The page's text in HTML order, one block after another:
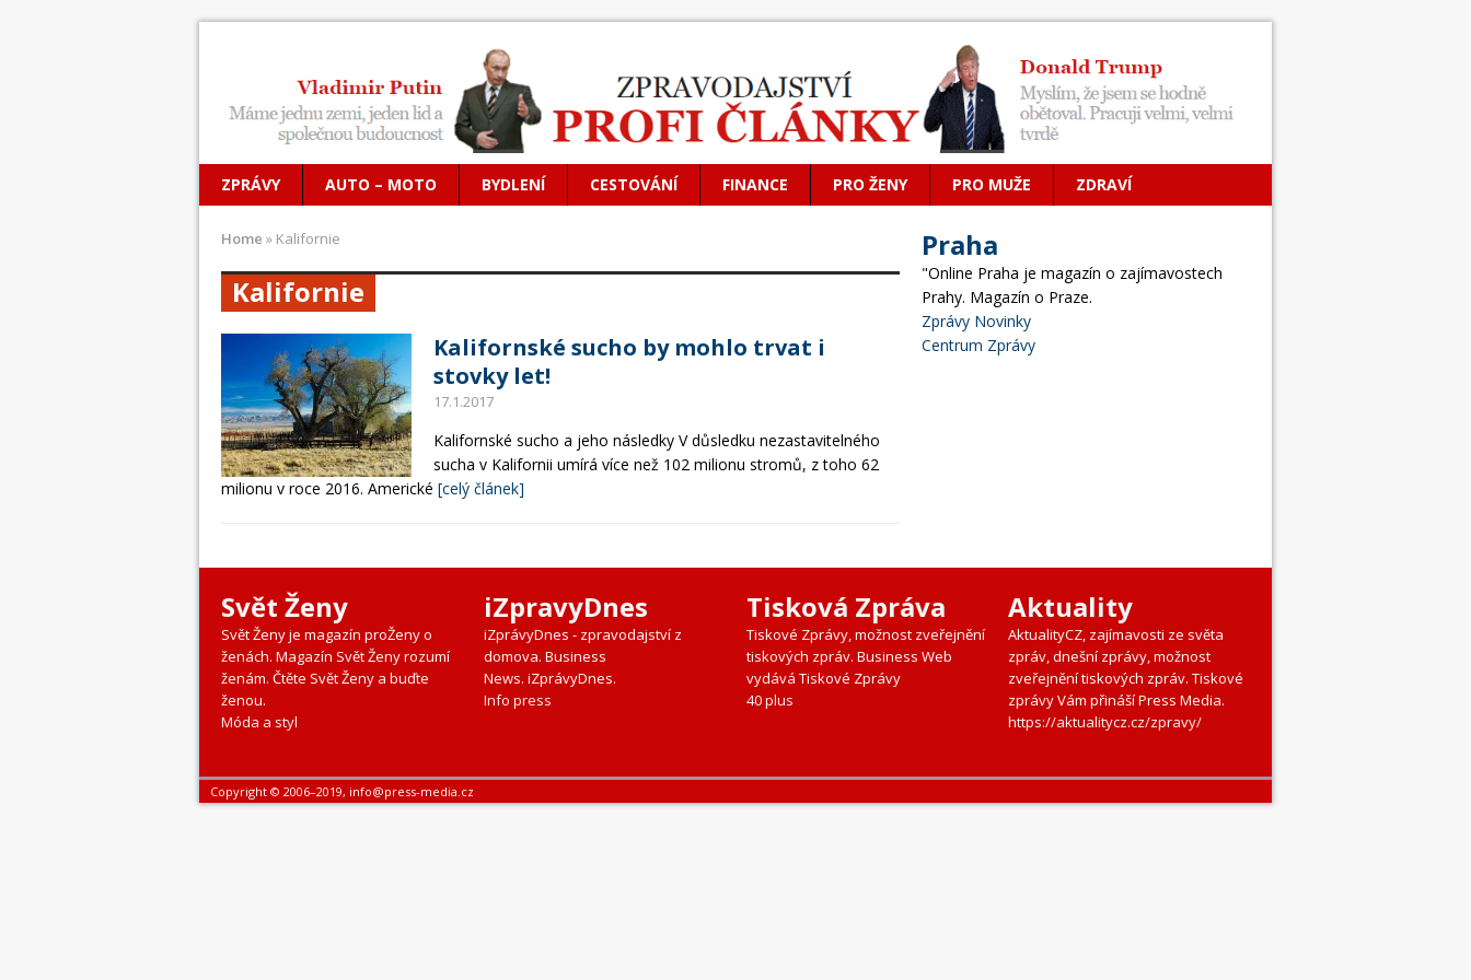
ZPRÁVY AUTO – MOTO BYDLENÍ CESTOVÁNÍ FINANCE PRO ŽENY PRO MUŽE ZDRAVÍ
Home » Kalifornie
Kalifornie
Kalifornské sucho by mohlo trvat i
stovky let!
17.1.2017
Kalifornské sucho a jeho následky V důsledku nezastavitelného
sucha v Kalifornii umírá více než 102 milionu stromů, z toho 62
milionu v roce 2016. Americké [celý článek]
Praha
"Online Praha je magazín o zajímavostech
Prahy. Magazín o Praze.
Zprávy Novinky
Centrum Zprávy
Svět Ženy
Svět Ženy je magazín proŽeny o
ženách. Magazín Svět Ženy rozumí
ženám. Čtěte Svět Ženy a buďte
ženou.
Móda a styl
iZpravyDnes
iZprávyDnes - zpravodajství z
domova. Business
News. iZprávyDnes.
Info press
Tisková Zpráva
Tiskové Zprávy, možnost zveřejnění
tiskových zpráv. Business Web
vydává Tiskové Zprávy
40 plus
Aktuality
AktualityCZ, zajímavosti ze světa
zpráv, dnešní zprávy, možnost
zveřejnění tiskových zpráv. Tiskové
zprávy Vám přináší Press Media.
https://aktualitycz.cz/zpravy/
Copyright © 2006–2019, info@press-media.cz